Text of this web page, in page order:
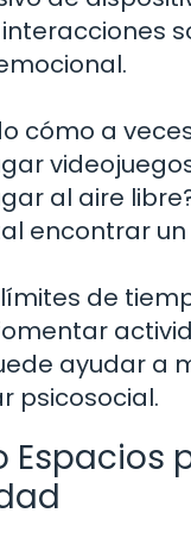
cómo a
al aire
encontrar un
de
ayudar a
psicosocial.
Espacios